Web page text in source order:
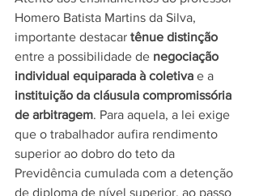
Homero Batista Martins da Silva,
importante destacar tênue distinção
entre a possibilidade de negociação
individual equiparada à coletiva e a
instituição da cláusula compromissória
de arbitragem. Para aquela, a lei exige
que o trabalhador aufira rendimento
superior ao dobro do teto da
Previdência cumulada com a detenção
de diploma de nível superior, ao passo